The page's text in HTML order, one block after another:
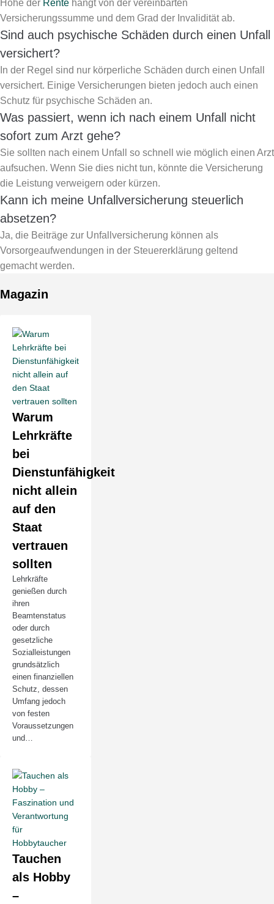
Höhe der Rente hängt von der vereinbarten
Versicherungssumme und dem Grad der Invalidität ab.
Sind auch psychische Schäden durch einen Unfall
versichert?
In der Regel sind nur körperliche Schäden durch einen Unfall
versichert. Einige Versicherungen bieten jedoch auch einen
Schutz für psychische Schäden an.
Was passiert, wenn ich nach einem Unfall nicht
sofort zum Arzt gehe?
Sie sollten nach einem Unfall so schnell wie möglich einen Arzt
aufsuchen. Wenn Sie dies nicht tun, könnte die Versicherung
die Leistung verweigern oder kürzen.
Kann ich meine Unfallversicherung steuerlich
absetzen?
Ja, die Beiträge zur Unfallversicherung können als
Vorsorgeaufwendungen in der Steuererklärung geltend
gemacht werden.
Magazin
Warum
Lehrkräfte
bei
Dienstunfähigkeit
nicht allein
auf den
Staat
vertrauen
sollten
Lehrkräfte
genießen durch
ihren
Beamtenstatus
oder durch
gesetzliche
Sozialleistungen
grundsätzlich
einen finanziellen
Schutz, dessen
Umfang jedoch
von festen
Voraussetzungen
und…
Tauchen
als Hobby
–